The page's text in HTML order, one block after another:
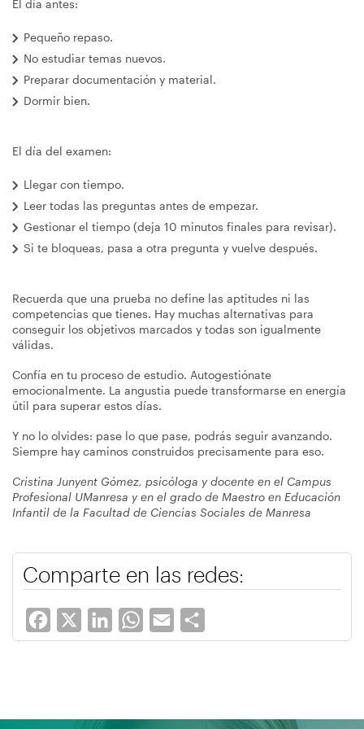
El día antes:
Pequeño repaso.
No estudiar temas nuevos.
Preparar documentación y material.
Dormir bien.
El día del examen:
Llegar con tiempo.
Leer todas las preguntas antes de empezar.
Gestionar el tiempo (deja 10 minutos finales para revisar).
Si te bloqueas, pasa a otra pregunta y vuelve después.
Recuerda que una prueba no define las aptitudes ni las
competencias que tienes. Hay muchas alternativas para
conseguir los objetivos marcados y todas son igualmente
válidas.
Confía en tu proceso de estudio. Autogestiónate
emocionalmente. La angustia puede transformarse en energía
útil para superar estos días.
Y no lo olvides: pase lo que pase, podrás seguir avanzando.
Siempre hay caminos construidos precisamente para eso.
Cristina Junyent Gómez, psicóloga y docente en el Campus
Profesional UManresa y en el grado de Maestro en Educación
Infantil de la Facultad de Ciencias Sociales de Manresa
Comparte en las redes:
Facebook LinkedInWhatsApp
Email